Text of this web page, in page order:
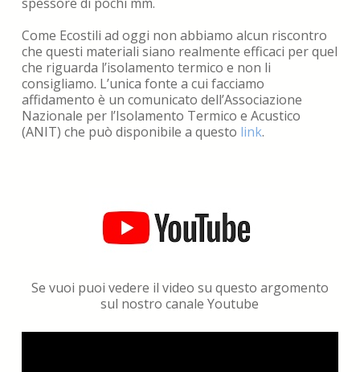
Come Ecostili ad oggi non abbiamo alcun riscontro
che questi materiali siano realmente efficaci per quel
che riguarda l’isolamento termico e non li
consigliamo. L’unica fonte a cui facciamo
affidamento è un comunicato dell’Associazione
Nazionale per l’Isolamento Termico e Acustico
(ANIT) che può disponibile a questo link.
Se vuoi puoi vedere il video su questo argomento
sul nostro canale Youtube